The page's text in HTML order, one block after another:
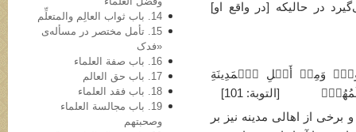
در ­حالی­که [در واقع او]
وَمِنۡ أَهۡلِ ٱلۡمَدِينَةِ
[التوبة: 101]
برخی از اهالی مدینه نیز بر
14. باب ثواب العالِم والمتعلِّم
15. تأمل مختصر در مسأله‌ی
«فدک
16. باب صفة العلماء
17. باب حق العالم
18. باب فقد العلماء
19. باب مجالسة العلماء
وصحبتهم